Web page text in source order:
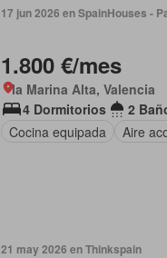
17 jun 2026 en SpainHouses -
1.800 €/mes
la Marina Alta, Valencia
4 Dormitorios
2
Cocina equipada
Aire
21 may 2026 en Thinkspain